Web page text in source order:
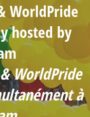
WorldPride
hosted by
WorldPride
à